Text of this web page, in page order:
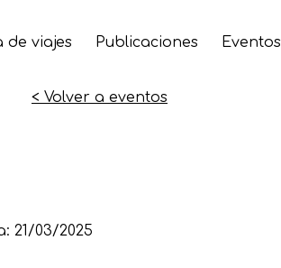
de viajes Publicaciones Eventos
< Volver a eventos
21/03/2025